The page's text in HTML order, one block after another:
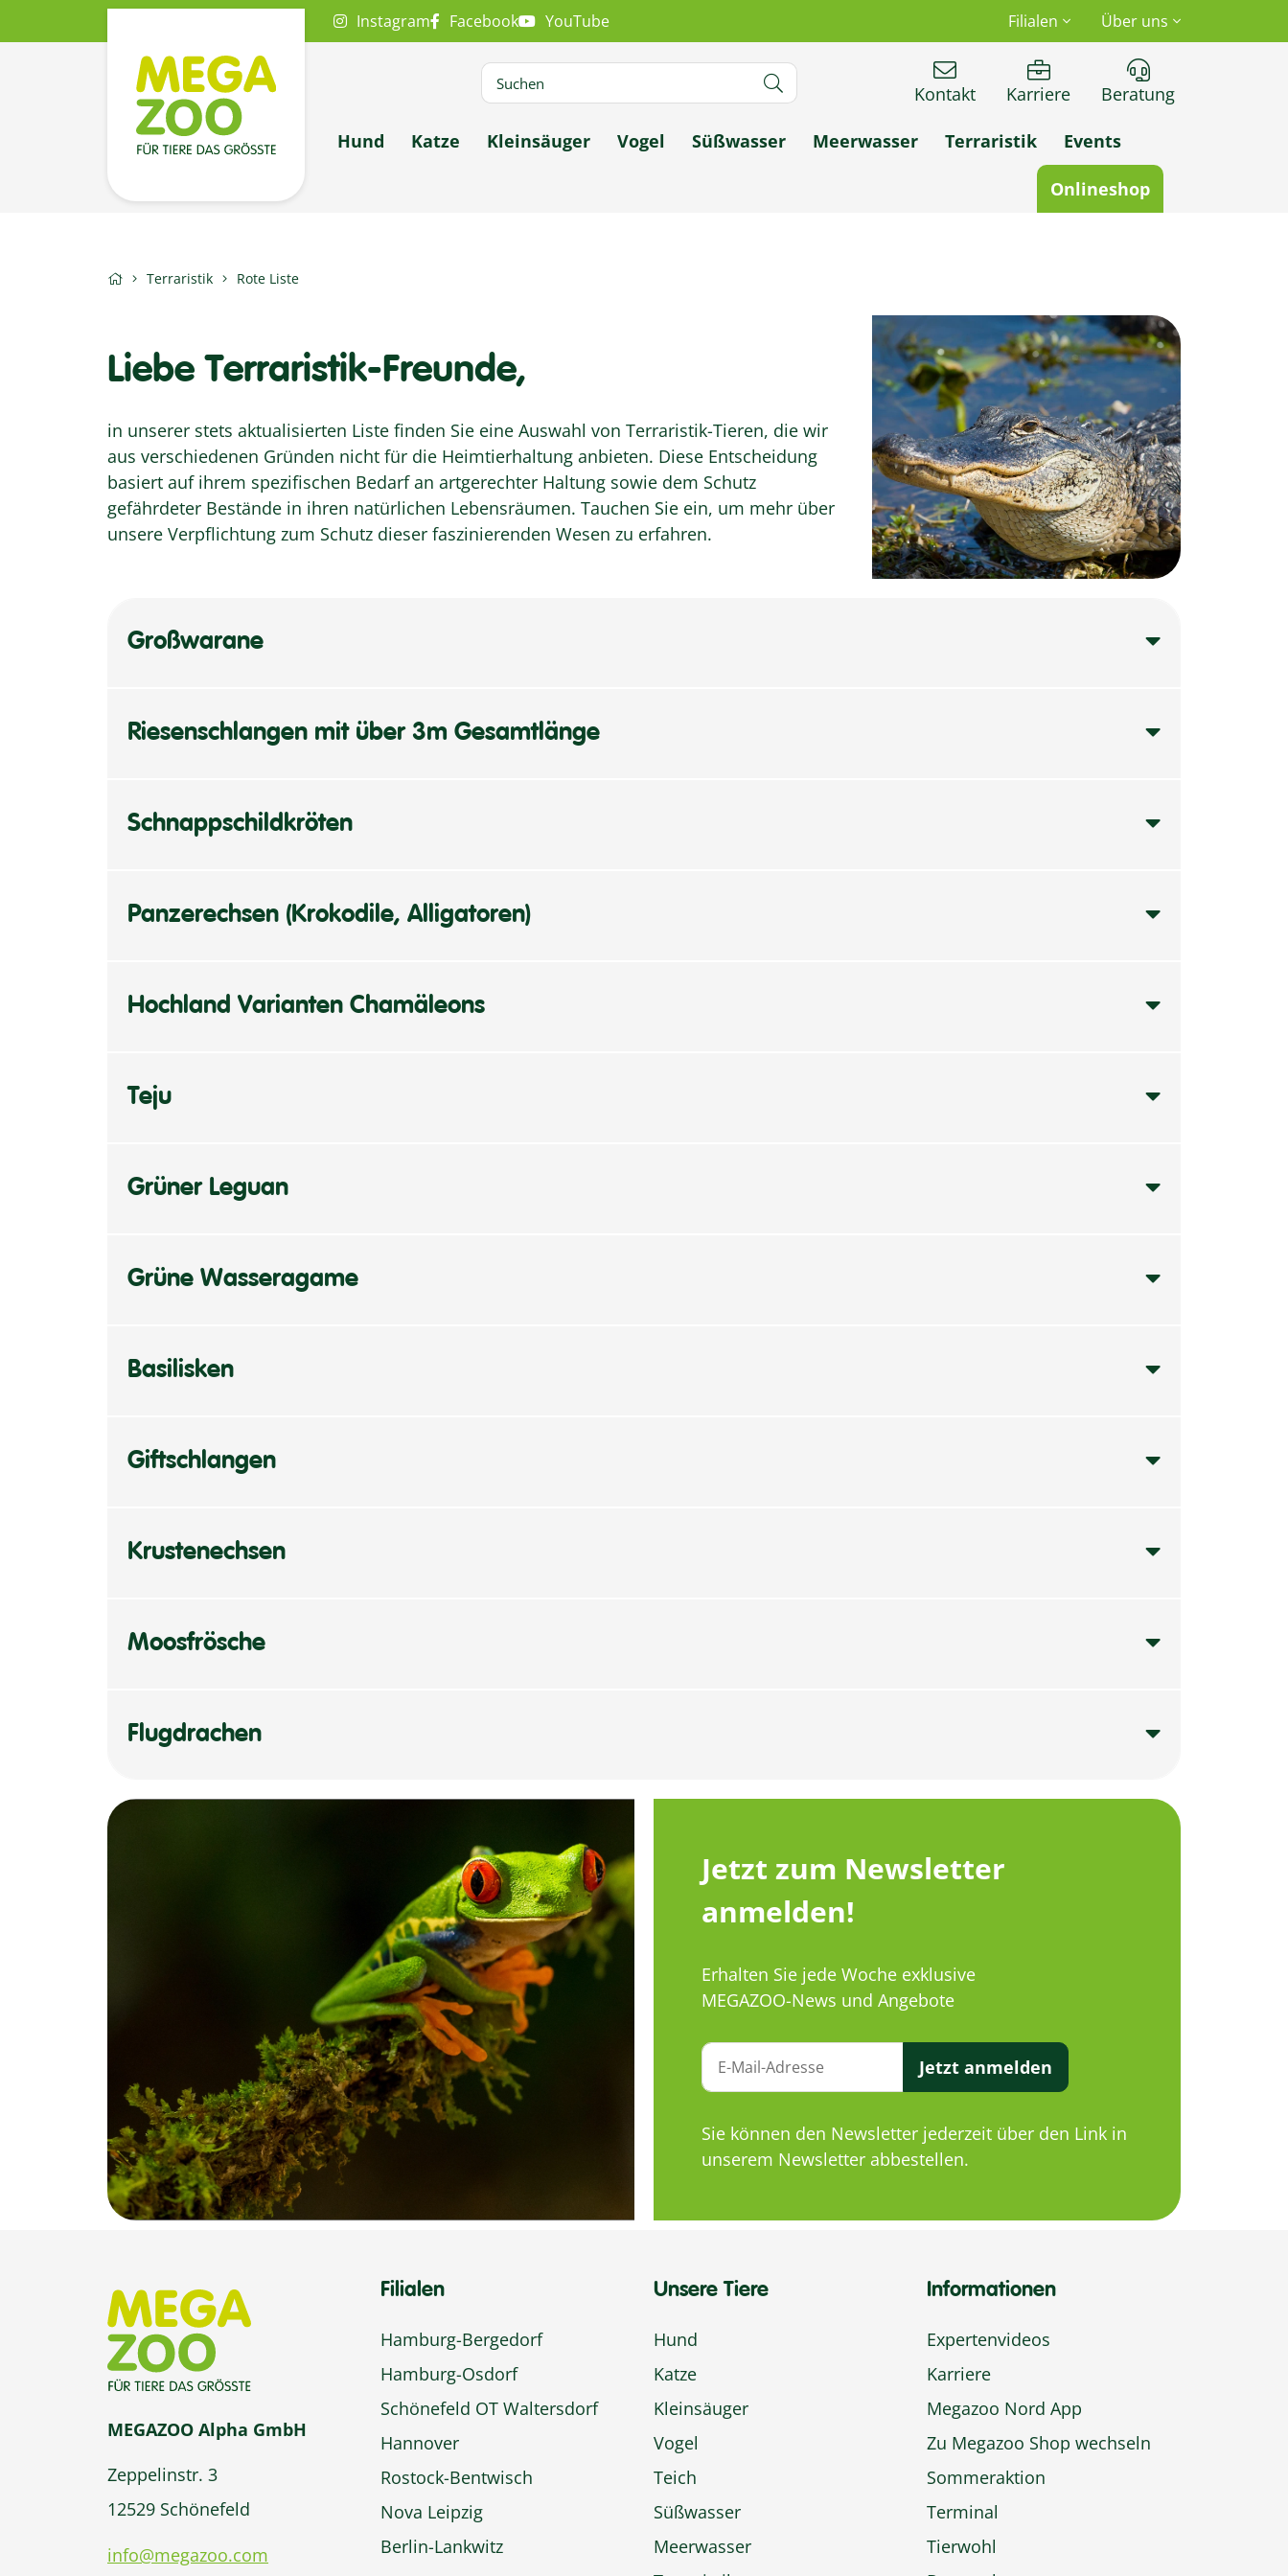
Instagram Facebook YouTube Filialen Über uns
Kontakt Karriere Beratung
Hund Katze Kleinsäuger Vogel Süßwasser Meerwasser Terraristik Events
Onlineshop
Terraristik Rote Liste
Liebe Terraristik-Freunde,
in unserer stets aktualisierten Liste finden Sie eine Auswahl von Terraristik-Tieren, die wir
aus verschiedenen Gründen nicht für die Heimtierhaltung anbieten. Diese Entscheidung
basiert auf ihrem spezifischen Bedarf an artgerechter Haltung sowie dem Schutz
gefährdeter Bestände in ihren natürlichen Lebensräumen. Tauchen Sie ein, um mehr über
unsere Verpflichtung zum Schutz dieser faszinierenden Wesen zu erfahren.
Großwarane
Riesenschlangen mit über 3m Gesamtlänge
Schnappschildkröten
Panzerechsen (Krokodile, Alligatoren)
Hochland Varianten Chamäleons
Teju
Grüner Leguan
Grüne Wasseragame
Basilisken
Giftschlangen
Krustenechsen
Moosfrösche
Flugdrachen
Jetzt zum Newsletter
anmelden!
Erhalten Sie jede Woche exklusive
MEGAZOO-News und Angebote
Jetzt anmelden
Sie können den Newsletter jederzeit über den Link in
unserem Newsletter abbestellen.
MEGAZOO Alpha GmbH
Zeppelinstr. 3
12529 Schönefeld
info@megazoo.com
Filialen
Hamburg-Bergedorf
Hamburg-Osdorf
Schönefeld OT Waltersdorf
Hannover
Rostock-Bentwisch
Nova Leipzig
Berlin-Lankwitz
Unsere Tiere
Hund
Katze
Kleinsäuger
Vogel
Teich
Süßwasser
Meerwasser
Informationen
Expertenvideos
Karriere
Megazoo Nord App
Zu Megazoo Shop wechseln
Sommeraktion
Terminal
Tierwohl